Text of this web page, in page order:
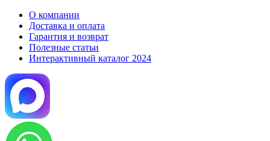
О компании
Доставка и оплата
Гарантия и возврат
Полезные статьи
Интерактивный каталог 2024